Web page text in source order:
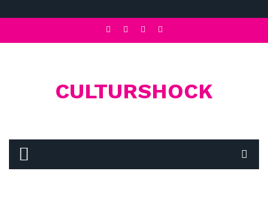
CULTURSHOCK